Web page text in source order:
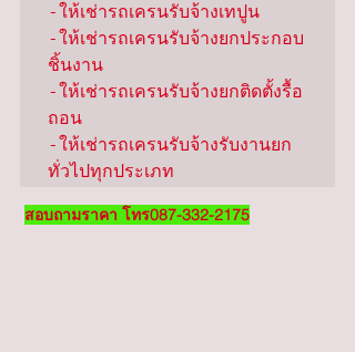
-ให้เช่ารถเครนรับจ้างเทปูน
-ให้เช่ารถเครนรับจ้างยกประกอบ
ชิ้นงาน
-ให้เช่ารถเครนรับจ้างยกติดตั้งรื้อ
ถอน
-ให้เช่ารถเครนรับจ้างรับงานยก
ทั่วไปทุกประเภท
สอบถามราคา โทร087-332-2175